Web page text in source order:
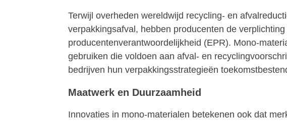
Terwijl overheden wereldwijd recycling- en
verpakkingsafval, hebben producenten de
producentenverantwoordelijkheid (EPR). Mono-
gebruiken die voldoen aan afval- en
bedrijven hun verpakkingsstrategieën
Maatwerk en Duurzaamheid
Innovaties in mono-materialen betekenen ook dat